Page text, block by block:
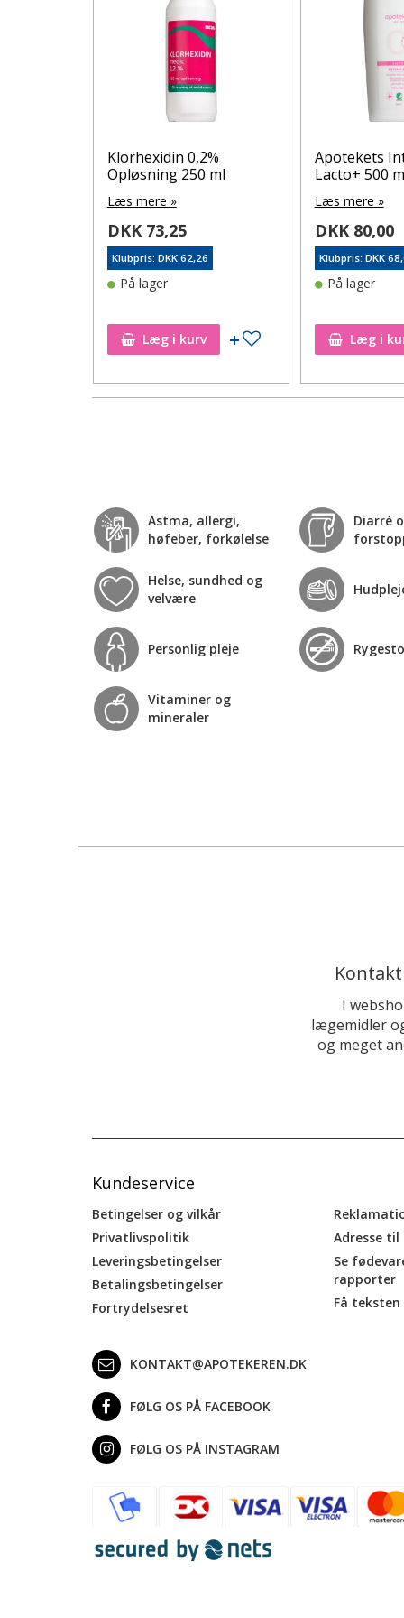
Tilføj til ønskeseddel
Klorhexidin 0,2%
Opløsning 250 ml
Læs mere »
DKK 73,25
Klubpris: DKK 62,26
På lager
Læg i kurv Tilføj til ønskeseddel
Apotekets
Lacto+ 500
Læs mere »
DKK 80,00
Klubpris: DKK
På lager
Læg i
Astma, allergi,
høfeber, forkølelse
Diarré
Helse, sundhed og
velvære
Personlig pleje
Vitaminer og
mineraler
I
lægemidler
og meget
Kundeservice
Betingelser og vilkår
Privatlivspolitik
Leveringsbetingelser
Betalingsbetingelser
Fortrydelsesret
Adresse
Se
rapporter
Få
KONTAKT@APOTEKEREN.DK
FØLG OS PÅ FACEBOOK
FØLG OS PÅ INSTAGRAM